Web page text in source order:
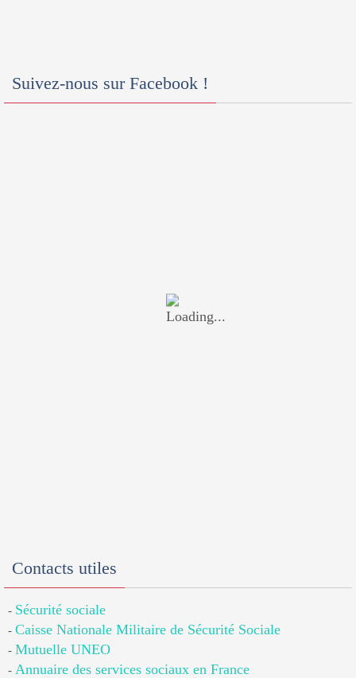
Suivez-nous sur Facebook !
Contacts utiles
- Sécurité sociale
- Caisse Nationale Militaire de Sécurité Sociale
- Mutuelle UNEO
- Annuaire des services sociaux en France